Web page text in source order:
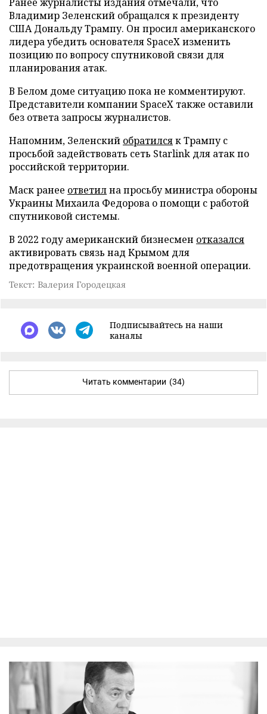
Владимир Зеленский обращался к президенту
США Дональду Трампу. Он просил американского
лидера убедить основателя SpaceX изменить
позицию по вопросу спутниковой связи для
планирования атак.
В Белом доме ситуацию пока не комментируют.
Представители компании SpaceX также оставили
без ответа запросы журналистов.
Напомним, Зеленский обратилсяк Трампу с
просьбой задействовать сеть Starlink для атак по
российской территории.
Маск ранее ответилна просьбу министра обороны
Украины Михаила Федорова о помощи с работой
спутниковой системы.
В 2022 году американский бизнесмен отказался
активировать связь над Крымом для
предотвращения украинской военной операции.
Текст: Валерия Городецкая
Подписывайтесь на наши
каналы
Читать комментарии (34)